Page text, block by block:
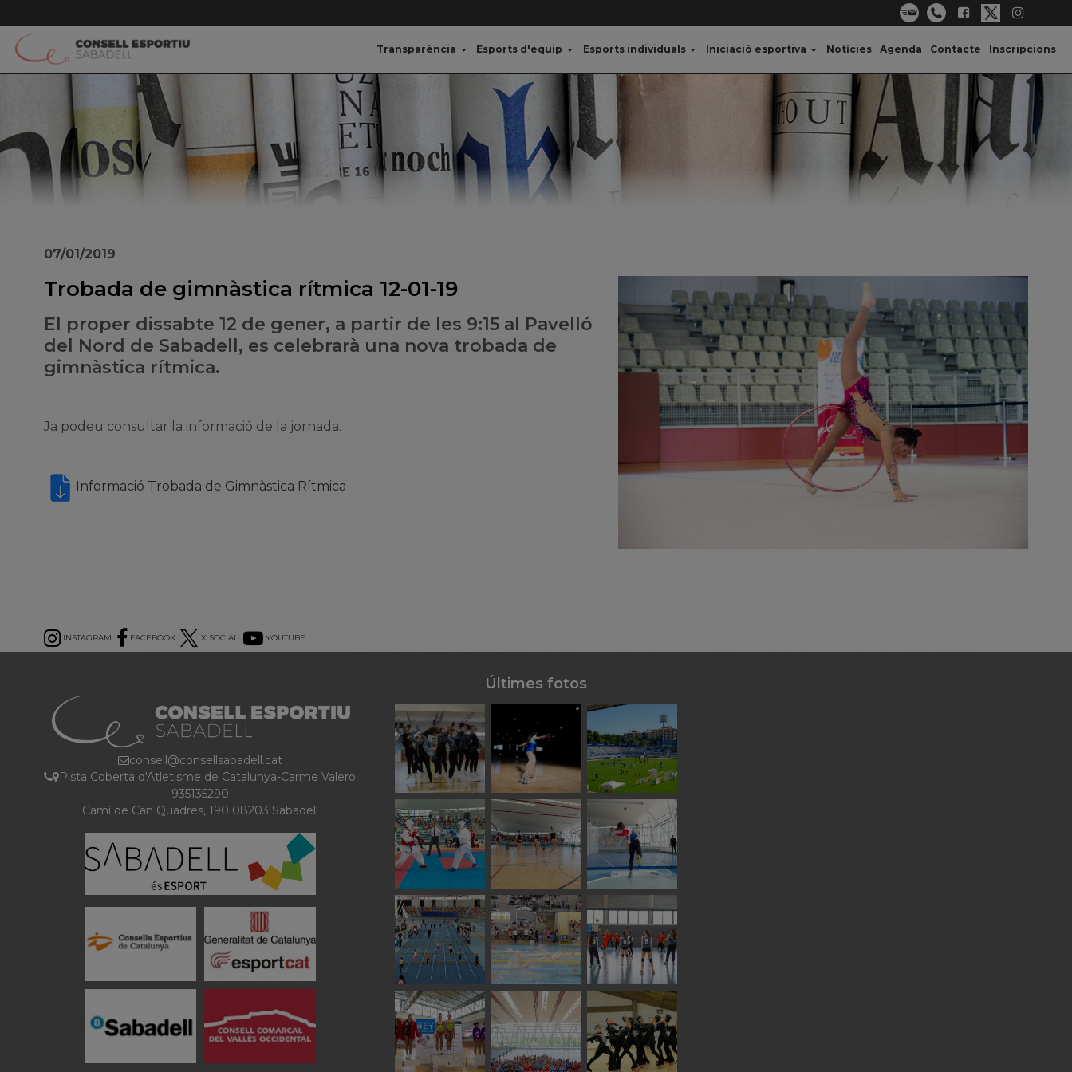
Transparència Esports d'equip Esports individuals Iniciació esportiva Notícies Agenda Contacte Inscripcions
Trobada de gimnàstica rítmica 12-01-19
El proper dissabte 12 de gener, a partir de les 9:15 al Pavelló
del Nord de Sabadell, es celebrarà una nova trobada de
gimnàstica rítmica.
07/01/2019
Ja podeu consultar la informació de la jornada.
Informació Trobada de Gimnàstica Rítmica
INSTAGRAM FACEBOOK X SOCIAL YOUTUBE
consell@consellsabadell.cat
Pista Coberta d'Atletisme de Catalunya-Carme Valero
935135290
Camí de Can Quadres, 190 08203 Sabadell
Últimes fotos